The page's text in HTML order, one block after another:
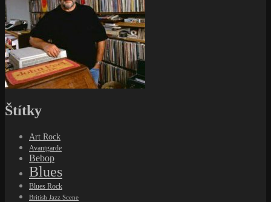
Štítky
Art Rock
Avantgarde
Bebop
Blues
Blues Rock
British Jazz Scene